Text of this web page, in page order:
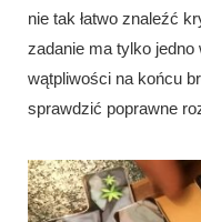
nie tak łatwo znaleźć
zadanie ma tylko jedno
wątpliwości na końcu
sprawdzić poprawne